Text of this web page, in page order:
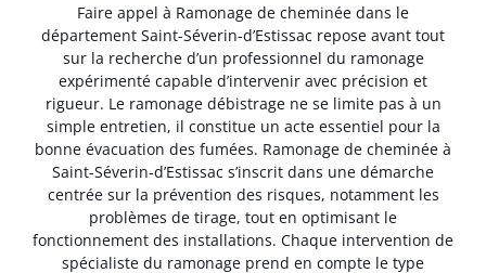
Faire appel à Ramonage de cheminée dans le
département Saint-Séverin-d’Estissac repose avant tout
sur la recherche d’un professionnel du ramonage
expérimenté capable d’intervenir avec précision et
rigueur. Le ramonage débistrage ne se limite pas à un
simple entretien, il constitue un acte essentiel pour la
bonne évacuation des fumées. Ramonage de cheminée à
Saint-Séverin-d’Estissac s’inscrit dans une démarche
centrée sur la prévention des risques, notamment les
problèmes de tirage, tout en optimisant le
fonctionnement des installations. Chaque intervention de
spécialiste du ramonage prend en compte le type